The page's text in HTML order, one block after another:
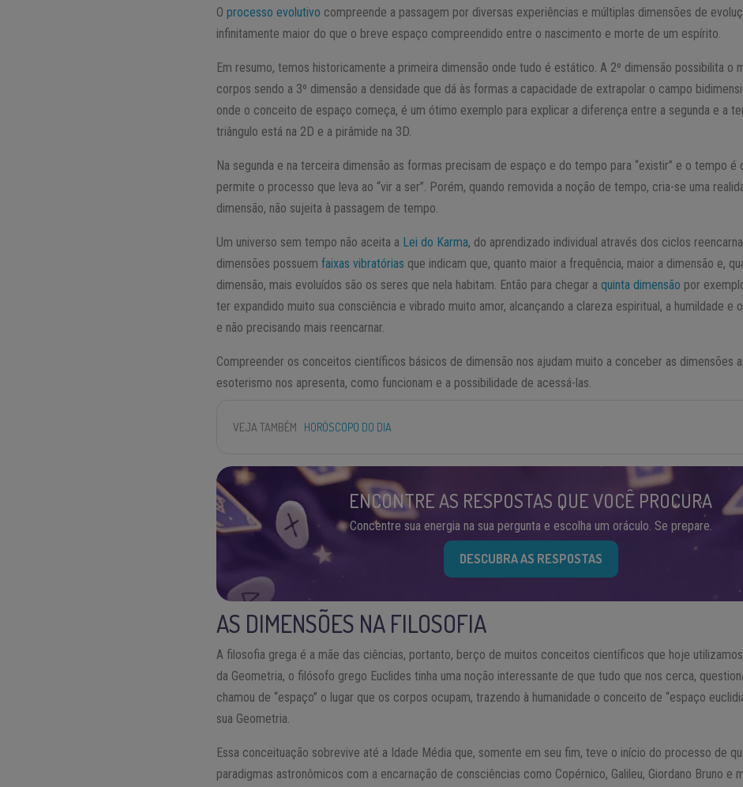
Oprocesso evolutivo compreende a passagem por diversas experiências e múltiplas dimensões de
infinitamente maior do que o breve espaço compreendido entre o nascimento e morte de um espírito.
Em resumo, temos historicamente a primeira dimensão onde tudo é estático. A 2º dimensão possibilita o
corpos sendo a 3º dimensão a densidade que dá às formas a capacidade de extrapolar o campo
onde o conceito de espaço começa, é um ótimo exemplo para explicar a diferença entre a segunda e a
triângulo está na 2D e a pirâmide na 3D.
Na segunda e na terceira dimensão as formas precisam de espaço e do tempo para “existir” e o tempo é
permite o processo que leva ao “vir a ser”. Porém, quando removida a noção de tempo, cria-se uma
dimensão, não sujeita à passagem de tempo.
Um universo sem tempo não aceita a Lei do Karma, do aprendizado individual através dos ciclos
dimensões possuemfaixas vibratórias que indicam que, quanto maior a frequência, maior a dimensão e,
dimensão, mais evoluídos são os seres que nela habitam. Então para chegar aquinta dimensão por
ter expandido muito sua consciência e vibrado muito amor, alcançando a clareza espiritual, a humildade e
e não precisando mais reencarnar.
Compreender os conceitos científicos básicos de dimensão nos ajudam muito a conceber as dimensões
esoterismo nos apresenta, como funcionam e a possibilidade de acessá-las.
VEJA TAMBÉM HORÓSCOPO DO DIA
ENCONTRE AS RESPOSTAS QUE VOCÊ PROCURA
Concentre sua energia na sua pergunta e escolha um oráculo. Se prepare.
DESCUBRA AS RESPOSTAS
AS DIMENSÕES NA FILOSOFIA
A filosofia grega é a mãe das ciências, portanto, berço de muitos conceitos científicos que hoje
da Geometria, o filósofo grego Euclides tinha uma noção interessante de que tudo que nos cerca,
chamou de “espaço” o lugar que os corpos ocupam, trazendo à humanidade o conceito de “espaço
sua Geometria.
Essa conceituação sobrevive até a Idade Média que, somente em seu fim, teve o início do processo de
paradigmas astronômicos com a encarnação de consciências como Copérnico, Galileu, Giordano Bruno e